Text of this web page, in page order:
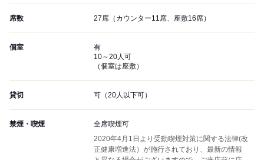
席数 27席（カウンター11席、座敷16席）
個室
有
10～20人可
（個室は座敷）
貸切 可（20人以下可）
禁煙・喫煙
全席喫煙可
2020年4月1日より受動喫煙対策に関する法律(改
正健康増進法）が施行されており、最新の情報